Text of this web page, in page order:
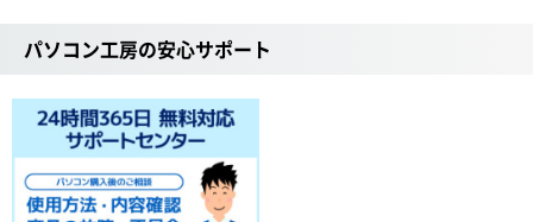
パソコン工房の安心サポート